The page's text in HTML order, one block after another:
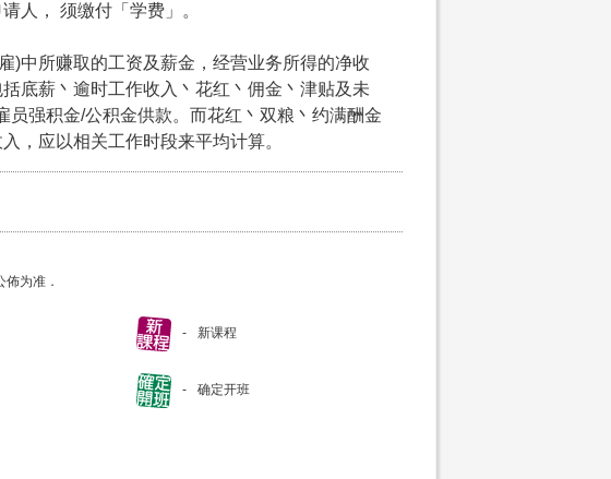
人， 须缴付「学费」。
)中所赚取的工资及薪金，经营业务所得的净收
底薪丶逾时工作收入丶花红丶佣金丶津贴及未
员强积金/公积金供款。而花红丶双粮丶约满酬金
，应以相关工作时段来平均计算。
为准．
新课程
确定开班